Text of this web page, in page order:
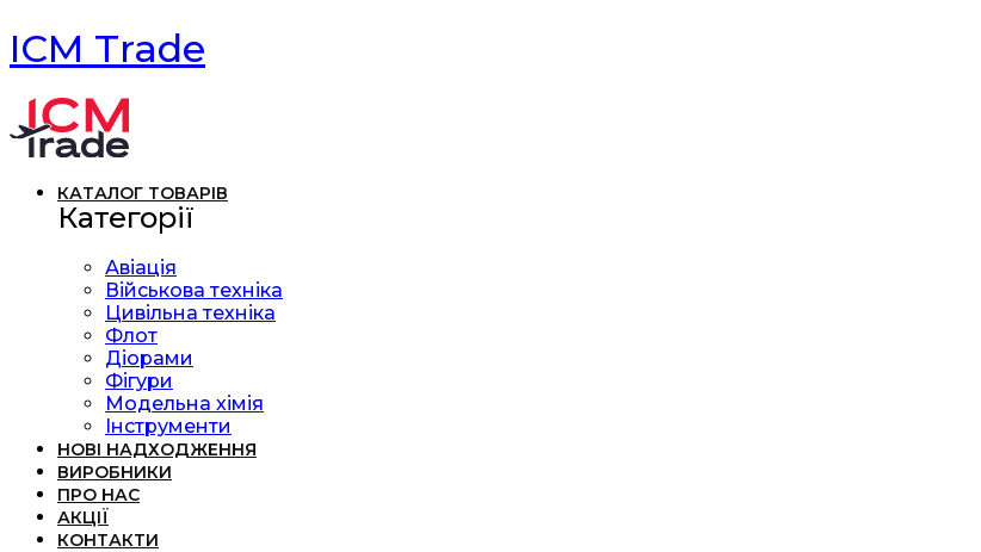
ICM Trade
КАТАЛОГ ТОВАРІВ
Категорії
Авіація
Військова техніка
Цивільна техніка
Флот
Діорами
Фігури
Модельна хімія
Інструменти
НОВІ НАДХОДЖЕННЯ
ВИРОБНИКИ
ПРО НАС
АКЦІЇ
КОНТАКТИ